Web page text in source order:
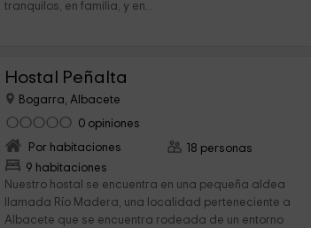
tranquilos, en familia, y en...
Hostal Peñalta
Bogarra, Albacete
0 opiniones
Por habitaciones
9 habitaciones
18 personas
Nuestro hostal se encuentra en una pequeña aldea
llamada Río Madera, una localidad perteneciente a
Albacete que se encuentra rodeada de un entorno